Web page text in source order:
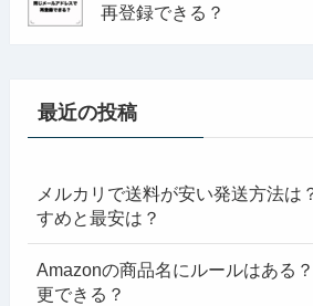
再登録できる？
最近の投稿
メルカリで送料が安い発送方法は
すめと最安は？
Amazonの商品名にルールはある
更できる？